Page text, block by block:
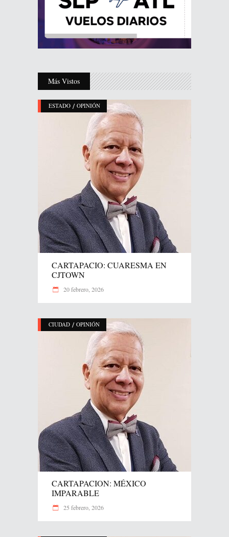
Más Vistos
ESTADO / OPINIÓN
CARTAPACIO: CUARESMA EN
CJTOWN
20 febrero, 2026
CIUDAD / OPINIÓN
CARTAPACION: MÉXICO
IMPARABLE
25 febrero, 2026